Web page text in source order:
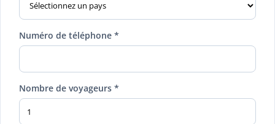
Numéro de téléphone *
Nombre de voyageurs *